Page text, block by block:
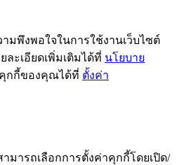
มพึงพอใจในการใช้งานเว็บไซต์
ะเอียดเพิ่มเติมได้ที่ นโยบาย
กกี้ของคุณได้ที่ ตั้งค่า
มารถเลือกการตั้งค่าคุกกี้โดยเปิด/